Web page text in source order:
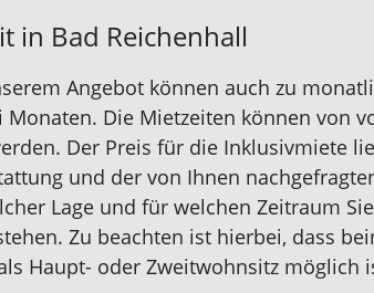
am Schroffen
in Bad Reichenhall
Angebot können auch zu
Die Mietzeiten können von
Der Preis für die Inklusivmiete
und der von Ihnen
Lage und für welchen Zeitraum
Zu beachten ist hierbei, dass
Haupt- oder Zweitwohnsitz möglich